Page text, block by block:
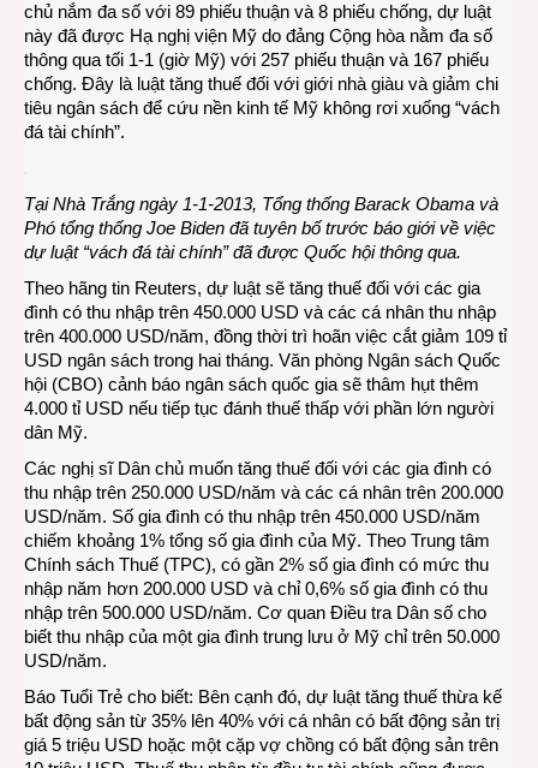
chủ nắm đa số với 89 phiếu thuận và 8 phiếu chống, dự luật
này đã được Hạ nghị viện Mỹ do đảng Cộng hòa nằm đa số
thông qua tối 1-1 (giờ Mỹ) với 257 phiếu thuận và 167 phiếu
chống. Đây là luật tăng thuế đối với giới nhà giàu và giảm chi
tiêu ngân sách để cứu nền kinh tế Mỹ không rơi xuống “vách
đá tài chính”.
Tại Nhà Trắng ngày 1-1-2013, Tổng thống Barack Obama và
Phó tổng thống Joe Biden đã tuyên bố trước báo giới về việc
dự luật “vách đá tài chính” đã được Quốc hội thông qua.
Theo hãng tin Reuters, dự luật sẽ tăng thuế đối với các gia
đình có thu nhập trên 450.000 USD và các cá nhân thu nhập
trên 400.000 USD/năm, đồng thời trì hoãn việc cắt giảm 109 tỉ
USD ngân sách trong hai tháng. Văn phòng Ngân sách Quốc
hội (CBO) cảnh báo ngân sách quốc gia sẽ thâm hụt thêm
4.000 tỉ USD nếu tiếp tục đánh thuế thấp với phần lớn người
dân Mỹ.
Các nghị sĩ Dân chủ muốn tăng thuế đối với các gia đình có
thu nhập trên 250.000 USD/năm và các cá nhân trên 200.000
USD/năm. Số gia đình có thu nhập trên 450.000 USD/năm
chiếm khoảng 1% tổng số gia đình của Mỹ. Theo Trung tâm
Chính sách Thuế (TPC), có gần 2% số gia đình có mức thu
nhập năm hơn 200.000 USD và chỉ 0,6% số gia đình có thu
nhập trên 500.000 USD/năm. Cơ quan Điều tra Dân số cho
biết thu nhập của một gia đình trung lưu ở Mỹ chỉ trên 50.000
USD/năm.
Báo Tuổi Trẻ cho biết: Bên cạnh đó, dự luật tăng thuế thừa kế
bất động sản từ 35% lên 40% với cá nhân có bất động sản trị
giá 5 triệu USD hoặc một cặp vợ chồng có bất động sản trên